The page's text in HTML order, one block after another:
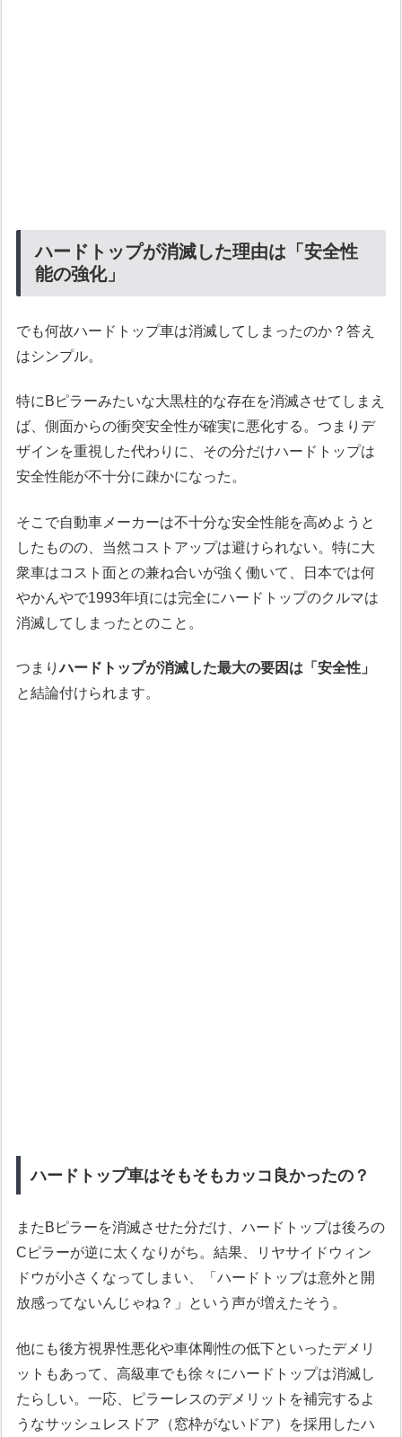
ハードトップが消滅した理由は「安全性
能の強化」
でも何故ハードトップ車は消滅してしまったのか？答え
はシンプル。
特にBピラーみたいな大黒柱的な存在を消滅させてしまえ
ば、側面からの衝突安全性が確実に悪化する。つまりデ
ザインを重視した代わりに、その分だけハードトップは
安全性能が不十分に疎かになった。
そこで自動車メーカーは不十分な安全性能を高めようと
したものの、当然コストアップは避けられない。特に大
衆車はコスト面との兼ね合いが強く働いて、日本では何
やかんやで1993年頃には完全にハードトップのクルマは
消滅してしまったとのこと。
つまりハードトップが消滅した最大の要因は「安全性」
と結論付けられます。
ハードトップ車はそもそもカッコ良かったの？
またBピラーを消滅させた分だけ、ハードトップは後ろの
Cピラーが逆に太くなりがち。結果、リヤサイドウィン
ドウが小さくなってしまい、「ハードトップは意外と開
放感ってないんじゃね？」という声が増えたそう。
他にも後方視界性悪化や車体剛性の低下といったデメリ
ットもあって、高級車でも徐々にハードトップは消滅し
たらしい。一応、ピラーレスのデメリットを補完するよ
うなサッシュレスドア（窓枠がないドア）を採用したハ